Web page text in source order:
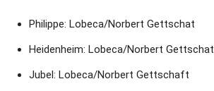
Philippe: Lobeca/Norbert Gettschat
Heidenheim: Lobeca/Norbert Gettschat
Jubel: Lobeca/Norbert Gettschaft